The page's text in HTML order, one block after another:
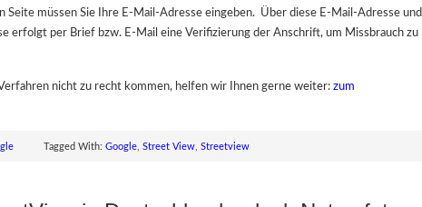
Seite müssen Sie Ihre E-Mail-Adresse eingeben. Über diese E-Mail-Adresse und
erfolgt per Brief bzw. E-Mail eine Verifizierung der Anschrift, um Missbrauch zu
nicht zu recht kommen, helfen wir Ihnen gerne weiter: zum
Tagged With: Google Street View Streetview